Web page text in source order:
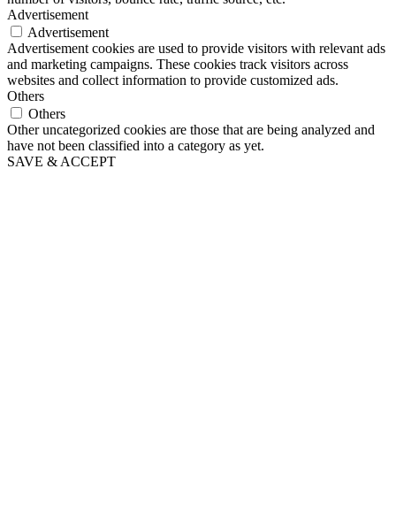
Advertisement
Advertisement
Advertisement cookies are used to provide visitors with relevant ads
and marketing campaigns. These cookies track visitors across
websites and collect information to provide customized ads.
Others
Others
Other uncategorized cookies are those that are being analyzed and
have not been classified into a category as yet.
SAVE & ACCEPT